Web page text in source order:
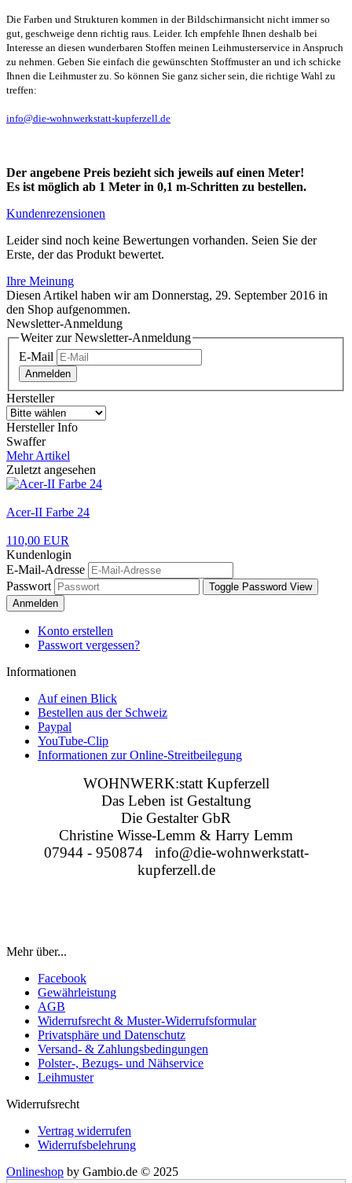
Die Farben und Strukturen kommen in der Bildschirmansicht nicht immer so
gut, geschweige denn richtig raus. Leider. Ich empfehle Ihnen deshalb bei
Interesse an diesen wunderbaren Stoffen meinen Leihmusterservice in Anspruch
zu nehmen. Geben Sie einfach die gewünschten Stoffmuster an und ich schicke
Ihnen die Leihmuster zu. So können Sie ganz sicher sein, die richtige Wahl zu
treffen:
info@die-wohnwerkstatt-kupferzell.de
Der angebene Preis bezieht sich jeweils auf einen Meter!
Es ist möglich ab 1 Meter in 0,1 m-Schritten zu bestellen.
Kundenrezensionen
Leider sind noch keine Bewertungen vorhanden. Seien Sie der
Erste, der das Produkt bewertet.
Ihre Meinung
Diesen Artikel haben wir am Donnerstag, 29. September 2016 in
den Shop aufgenommen.
Newsletter-Anmeldung
Weiter zur Newsletter-Anmeldung
E-Mail
Anmelden
Hersteller
Hersteller Info
Swaffer
Mehr Artikel
Zuletzt angesehen
Acer-II Farbe 24
110,00 EUR
Kundenlogin
E-Mail-Adresse
Passwort
Toggle Password View
Anmelden
Konto erstellen
Passwort vergessen?
Informationen
Auf einen Blick
Bestellen aus der Schweiz
Paypal
YouTube-Clip
Informationen zur Online-Streitbeilegung
WOHNWERK:statt Kupferzell
Das Leben ist Gestaltung
Die Gestalter GbR
Christine Wisse-Lemm & Harry Lemm
07944 - 950874 info@die-wohnwerkstatt-
kupferzell.de
Mehr über...
Facebook
Gewährleistung
AGB
Widerrufsrecht & Muster-Widerrufsformular
Privatsphäre und Datenschutz
Versand- & Zahlungsbedingungen
Polster-, Bezugs- und Nähservice
Leihmuster
Widerrufsrecht
Vertrag widerrufen
Widerrufsbelehrung
Onlineshop by Gambio.de © 2025